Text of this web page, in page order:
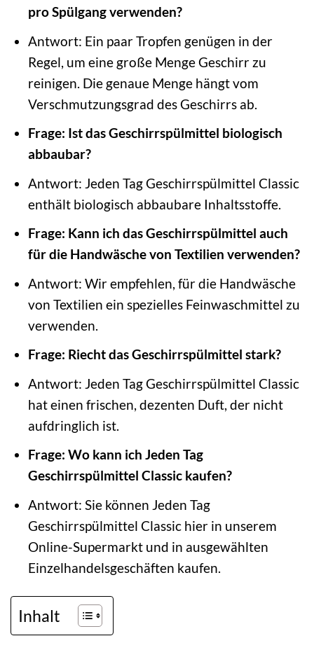
pro Spülgang verwenden?
Antwort: Ein paar Tropfen genügen in der
Regel, um eine große Menge Geschirr zu
reinigen. Die genaue Menge hängt vom
Verschmutzungsgrad des Geschirrs ab.
Frage: Ist das Geschirrspülmittel biologisch
abbaubar?
Antwort: Jeden Tag Geschirrspülmittel Classic
enthält biologisch abbaubare Inhaltsstoffe.
Frage: Kann ich das Geschirrspülmittel auch
für die Handwäsche von Textilien verwenden?
Antwort: Wir empfehlen, für die Handwäsche
von Textilien ein spezielles Feinwaschmittel zu
verwenden.
Frage: Riecht das Geschirrspülmittel stark?
Antwort: Jeden Tag Geschirrspülmittel Classic
hat einen frischen, dezenten Duft, der nicht
aufdringlich ist.
Frage: Wo kann ich Jeden Tag
Geschirrspülmittel Classic kaufen?
Antwort: Sie können Jeden Tag
Geschirrspülmittel Classic hier in unserem
Online-Supermarkt und in ausgewählten
Einzelhandelsgeschäften kaufen.
Inhalt